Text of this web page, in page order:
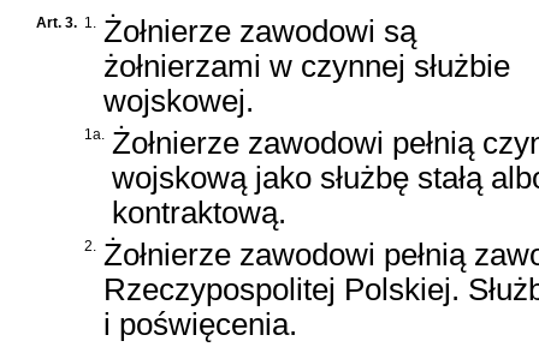
Art. 3. 1.
Żołnierze zawodowi są
żołnierzami w czynnej służbie
wojskowej.
1a.
Żołnierze zawodowi pełnią
wojskową jako służbę stałą
kontraktową.
2.
Żołnierze zawodowi pełnią
Rzeczypospolitej Polskiej.
i poświęcenia.